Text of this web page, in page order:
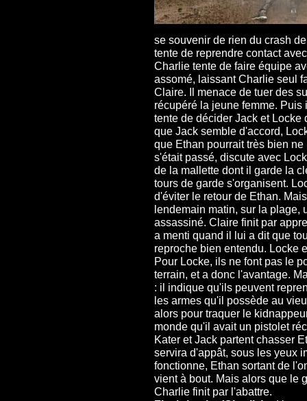
se souvenir de rien du crash
tente de reprendre contact
Charlie tente de faire équipe
assomé, laissant Charlie seul
Claire. Il menace de tuer des
récupéré la jeune femme.
tente de décider Jack et Locke
que Jack semble d'accord,
que Ethan pourrait très bien
s'était passé, discute avec
de la mallette dont il garde la
tours de garde s'organisent.
d'éviter le retour de Ethan.
lendemain matin, sur la plage,
assassiné. Claire finit par
a menti quand il lui a dit que
reproche bien entendu. Locke
Pour Locke, ils ne font pas le
terrain, et a donc l'avantage.
: il indique qu'ils peuvent
les armes qu'il possède au
alors pour traquer le
monde qu'il avait un pistolet
Kater et Jack partent chasser
servira d'appât, sous les yeux
fonctionne, Ethan sortant de
vient à bout. Mais alors que le
Charlie finit par l'abattre.